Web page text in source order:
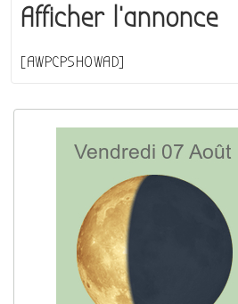
Afficher l’annonce
[AWPCPSHOWAD]